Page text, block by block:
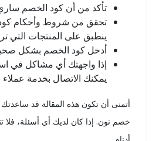
تأكد من أن كود الخصم
تحقق من شروط وأحكام كود
ينطبق على المنتجات التي
أدخل كود الخصم بشكل
إذا واجهتك أي مشاكل في
يمكنك الاتصال بخدمة
أتمنى أن تكون هذه المقالة قد
خصم نون. إذا كان لديك أي أسئلة، فلا